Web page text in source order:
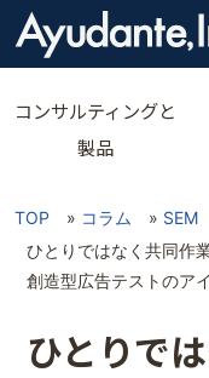
コンサルティングと
製品
TOP » コラム » SEM
ひとりではなく共同作
創造型広告テストのア
ひとりで